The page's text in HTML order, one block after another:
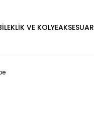
VE KOLYEAKSESUAR